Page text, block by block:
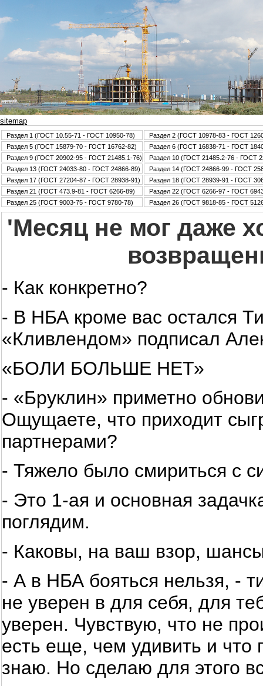
sitemap
Раздел 1 (ГОСТ 10.55-71 - ГОСТ 10950-78)
Раздел 2 (ГОСТ 10978-83 - ГОСТ
Раздел 5 (ГОСТ 15879-70 - ГОСТ 16762-82)
Раздел 6 (ГОСТ 16838-71 - ГОСТ
Раздел 9 (ГОСТ 20902-95 - ГОСТ 21485.1-76)
Раздел 10 (ГОСТ 21485.2-76 - ГОСТ
Раздел 13 (ГОСТ 24033-80 - ГОСТ 24866-89)
Раздел 14 (ГОСТ 24866-99 - ГОСТ
Раздел 17 (ГОСТ 27204-87 - ГОСТ 28938-91)
Раздел 18 (ГОСТ 28939-91 - ГОСТ
Раздел 21 (ГОСТ 473.9-81 - ГОСТ 6266-89)
Раздел 22 (ГОСТ 6266-97 - ГОСТ
Раздел 25 (ГОСТ 9003-75 - ГОСТ 9780-78)
Раздел 26 (ГОСТ 9818-85 - ГОСТ
'Месяц не мог даже
- Как конкретно?
- В НБА кроме вас остался
«Кливлендом» подписал
«БОЛИ БОЛЬШЕ НЕТ»
- «Бруклин» приметно
Ощущаете, что приходит
партнерами?
- Тяжело было смириться с
- Это 1-ая и основная
поглядим.
- Каковы, на ваш взор,
- А в НБА бояться нельзя, -
не уверен в для себя, для
уверен. Чувствую, что не
есть еще, чем удивить и что
знаю. Но сделаю для этого